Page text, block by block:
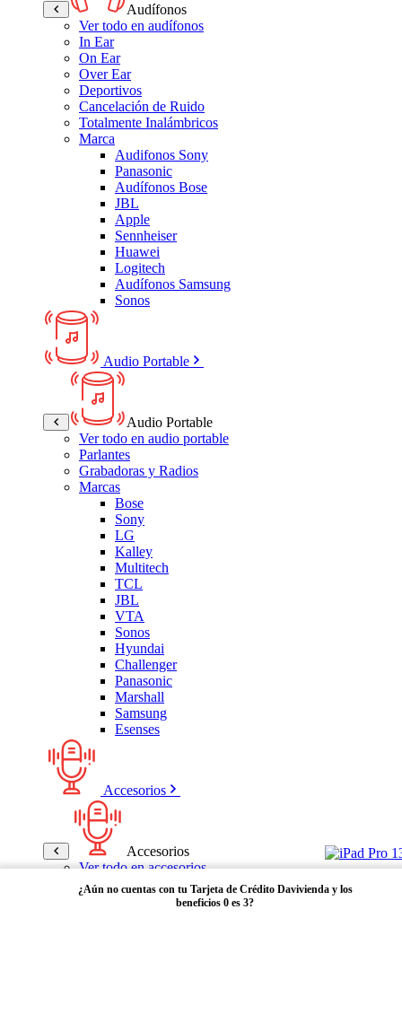
Audífonos
Ver todo en audífonos
In Ear
On Ear
Over Ear
Deportivos
Cancelación de Ruido
Totalmente Inalámbricos
Marca
Audifonos Sony
Panasonic
Audífonos Bose
JBL
Apple
Sennheiser
Huawei
Logitech
Audífonos Samsung
Sonos
Audio Portable
Audio Portable
Ver todo en audio portable
Parlantes
Grabadoras y Radios
Marcas
Bose
Sony
LG
Kalley
Multitech
TCL
JBL
VTA
Sonos
Hyundai
Challenger
Panasonic
Marshall
Samsung
Esenses
Accesorios
Accesorios
Ver todo en accesorios
Micrófonos
Bases
¿Aún no cuentas con tu Tarjeta de Crédito Davivienda y los
beneficios 0 es 3?